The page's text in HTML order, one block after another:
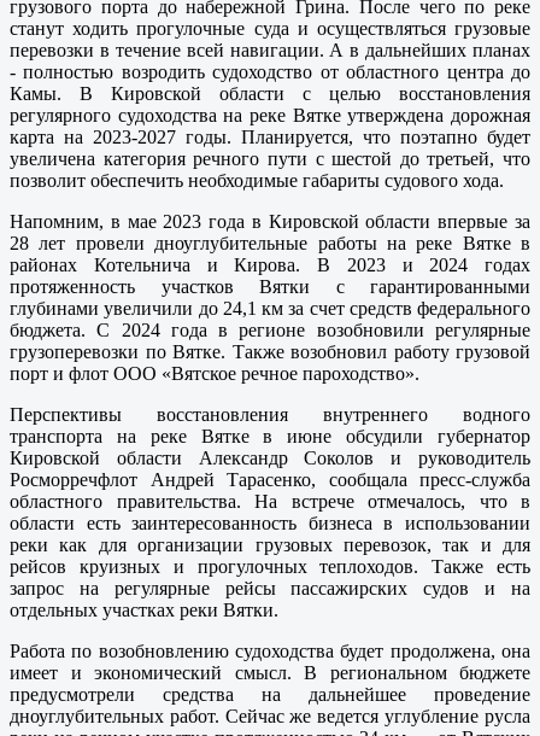
грузового порта до набережной Грина. После чего по реке
станут ходить прогулочные суда и осуществляться грузовые
перевозки в течение всей навигации. А в дальнейших планах
- полностью возродить судоходство от областного центра до
Камы. В Кировской области с целью восстановления
регулярного судоходства на реке Вятке утверждена дорожная
карта на 2023-2027 годы. Планируется, что поэтапно будет
увеличена категория речного пути с шестой до третьей, что
позволит обеспечить необходимые габариты судового хода.
Напомним, в мае 2023 года в Кировской области впервые за
28 лет провели дноуглубительные работы на реке Вятке в
районах Котельнича и Кирова. В 2023 и 2024 годах
протяженность участков Вятки с гарантированными
глубинами увеличили до 24,1 км за счет средств федерального
бюджета. С 2024 года в регионе возобновили регулярные
грузоперевозки по Вятке. Также возобновил работу грузовой
порт и флот ООО «Вятское речное пароходство».
Перспективы восстановления внутреннего водного
транспорта на реке Вятке в июне обсудили губернатор
Кировской области Александр Соколов и руководитель
Росморречфлот Андрей Тарасенко, сообщала пресс-служба
областного правительства. На встрече отмечалось, что в
области есть заинтересованность бизнеса в использовании
реки как для организации грузовых перевозок, так и для
рейсов круизных и прогулочных теплоходов. Также есть
запрос на регулярные рейсы пассажирских судов и на
отдельных участках реки Вятки.
Работа по возобновлению судоходства будет продолжена, она
имеет и экономический смысл. В региональном бюджете
предусмотрели средства на дальнейшее проведение
дноуглубительных работ. Сейчас же ведется углубление русла